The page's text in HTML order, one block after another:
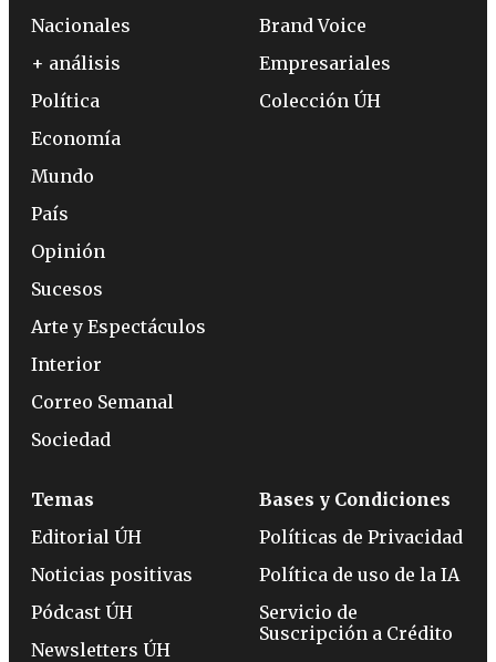
Nacionales
+ análisis
Política
Economía
Mundo
País
Opinión
Sucesos
Arte y Espectáculos
Interior
Correo Semanal
Sociedad
Brand Voice
Empresariales
Colección ÚH
Temas
Editorial ÚH
Noticias positivas
Pódcast ÚH
Newsletters ÚH
Bases y Condiciones
Políticas de Privacidad
Política de uso de la IA
Servicio de
Suscripción a Crédito